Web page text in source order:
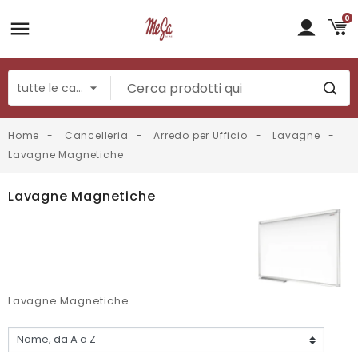
0
Home Cancelleria Arredo per Ufficio
Lavagne
Lavagne Magnetiche
Lavagne Magnetiche
Lavagne Magnetiche